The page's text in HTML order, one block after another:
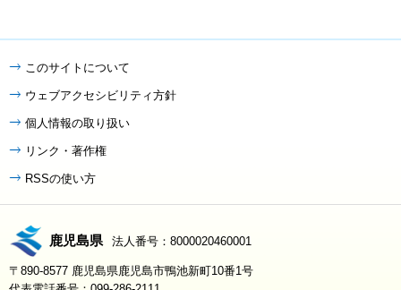
このサイトについて
ウェブアクセシビリティ方針
個人情報の取り扱い
リンク・著作権
RSSの使い方
鹿児島県 法人番号：8000020460001
〒890-8577 鹿児島県鹿児島市鴨池新町10番1号